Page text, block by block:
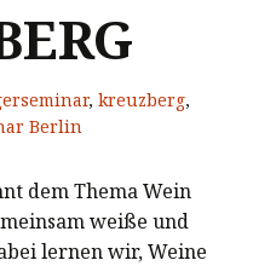
, kreuzberg,
Berlin
dem Thema Wein
weiße und
lernen wir, Weine